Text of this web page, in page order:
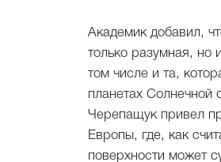
Академик добавил,
только разумная, но
том числе и та,
планетах Солнечной
Черепащук привел
Европы, где, как
поверхности может